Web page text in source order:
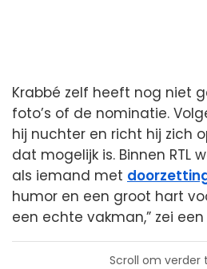
Krabbé zelf heeft nog niet
foto’s of de nominatie.
hij nuchter en richt hij zich
dat mogelijk is. Binnen RTL
als iemand met
humor en een groot hart
een echte vakman,” zei
Scroll om verder